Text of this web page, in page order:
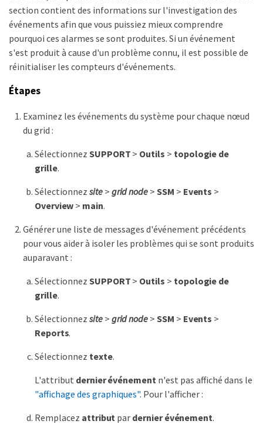
section contient des informations sur l'investigation des
événements afin que vous puissiez mieux comprendre
pourquoi ces alarmes se sont produites. Si un événement
s'est produit à cause d'un problème connu, il est possible de
réinitialiser les compteurs d'événements.
Étapes
Examinez les événements du système pour chaque nœud
du grid :
Sélectionnez SUPPORT > Outils > topologie de
grille.
Sélectionnez site> grid node> SSM > Events >
Overview > main.
Générer une liste de messages d'événement précédents
pour vous aider à isoler les problèmes qui se sont produits
auparavant :
Sélectionnez SUPPORT > Outils > topologie de
grille.
Sélectionnez site> grid node> SSM > Events >
Reports.
Sélectionnez texte.
L'attribut dernier événement n'est pas affiché dans le
"affichage des graphiques". Pour l'afficher :
Remplacez attribut par dernier événement.